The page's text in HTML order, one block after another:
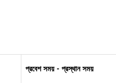
প্রবেশ সময় - প্রস্থান সময়